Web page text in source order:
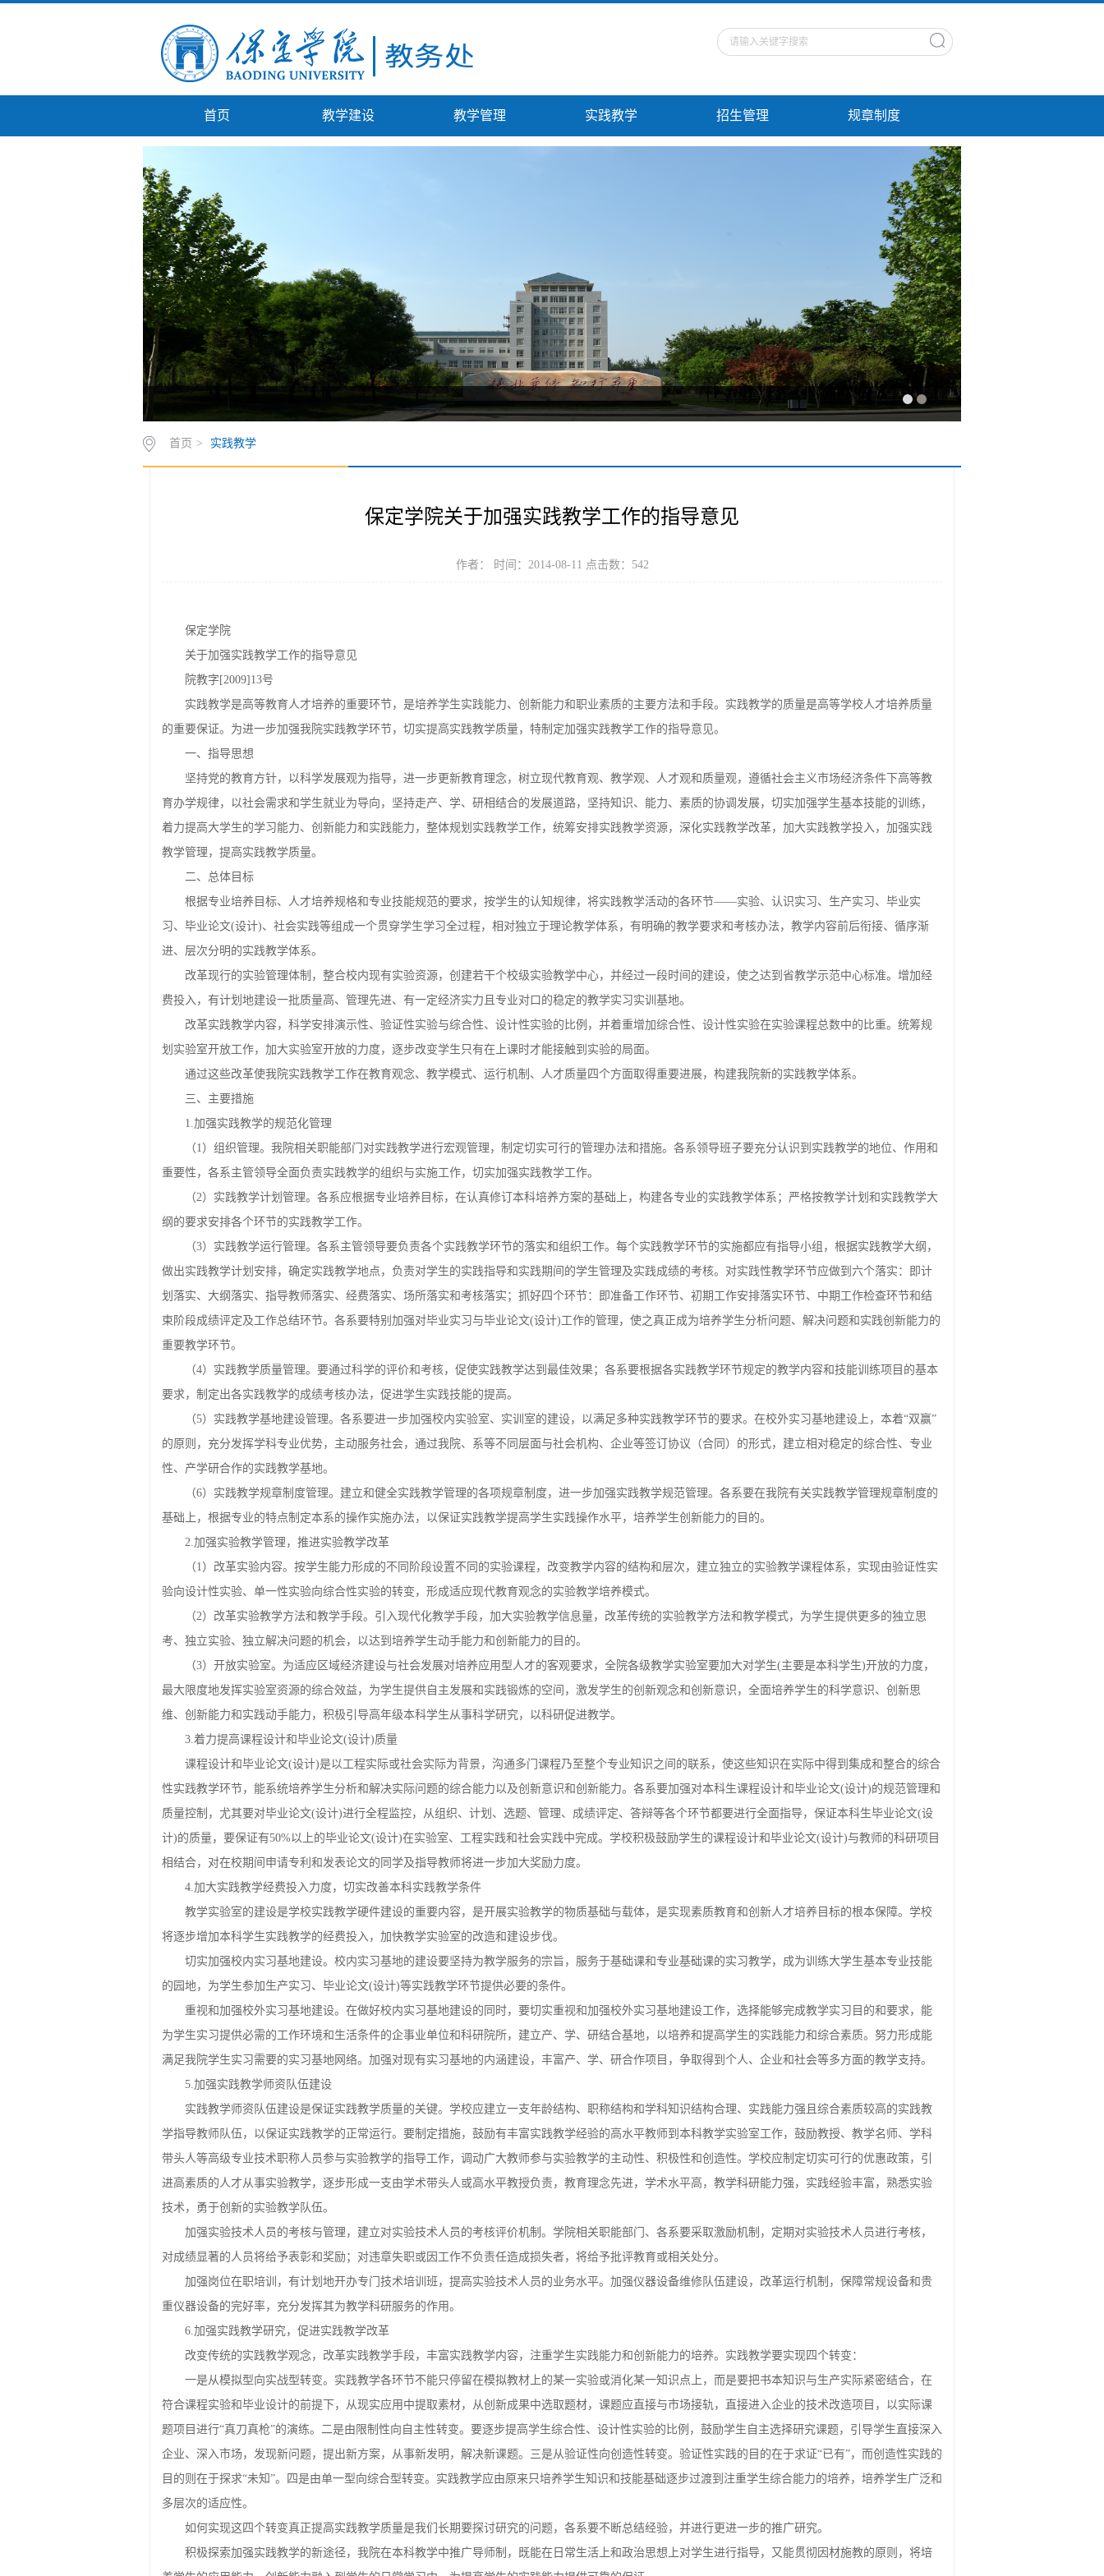
首页 教学建设 教学管理 实践教学 招生管理 规章制度
首页 > 实践教学
保定学院关于加强实践教学工作的指导意见
作者： 时间：2014-08-11 点击数： 542
保定学院
关于加强实践教学工作的指导意见
院教字[2009]13号
实践教学是高等教育人才培养的重要环节，是培养学生实践能力、创新能力和职业素质的主要方法和手段。实践教学的质量是高等学校人才培养质量
的重要保证。为进一步加强我院实践教学环节，切实提高实践教学质量，特制定加强实践教学工作的指导意见。
一、指导思想
坚持党的教育方针，以科学发展观为指导，进一步更新教育理念，树立现代教育观、教学观、人才观和质量观，遵循社会主义市场经济条件下高等教
育办学规律，以社会需求和学生就业为导向，坚持走产、学、研相结合的发展道路，坚持知识、能力、素质的协调发展，切实加强学生基本技能的训练，
着力提高大学生的学习能力、创新能力和实践能力，整体规划实践教学工作，统筹安排实践教学资源，深化实践教学改革，加大实践教学投入，加强实践
教学管理，提高实践教学质量。
二、总体目标
根据专业培养目标、人才培养规格和专业技能规范的要求，按学生的认知规律，将实践教学活动的各环节——实验、认识实习、生产实习、毕业实
习、毕业论文(设计)、社会实践等组成一个贯穿学生学习全过程，相对独立于理论教学体系，有明确的教学要求和考核办法，教学内容前后衔接、循序渐
进、层次分明的实践教学体系。
改革现行的实验管理体制，整合校内现有实验资源，创建若干个校级实验教学中心，并经过一段时间的建设，使之达到省教学示范中心标准。增加经
费投入，有计划地建设一批质量高、管理先进、有一定经济实力且专业对口的稳定的教学实习实训基地。
改革实践教学内容，科学安排演示性、验证性实验与综合性、设计性实验的比例，并着重增加综合性、设计性实验在实验课程总数中的比重。统筹规
划实验室开放工作，加大实验室开放的力度，逐步改变学生只有在上课时才能接触到实验的局面。
通过这些改革使我院实践教学工作在教育观念、教学模式、运行机制、人才质量四个方面取得重要进展，构建我院新的实践教学体系。
三、主要措施
1.加强实践教学的规范化管理
（1）组织管理。我院相关职能部门对实践教学进行宏观管理，制定切实可行的管理办法和措施。各系领导班子要充分认识到实践教学的地位、作用和
重要性，各系主管领导全面负责实践教学的组织与实施工作，切实加强实践教学工作。
（2）实践教学计划管理。各系应根据专业培养目标，在认真修订本科培养方案的基础上，构建各专业的实践教学体系；严格按教学计划和实践教学大
纲的要求安排各个环节的实践教学工作。
（3）实践教学运行管理。各系主管领导要负责各个实践教学环节的落实和组织工作。每个实践教学环节的实施都应有指导小组，根据实践教学大纲，
做出实践教学计划安排，确定实践教学地点，负责对学生的实践指导和实践期间的学生管理及实践成绩的考核。对实践性教学环节应做到六个落实：即计
划落实、大纲落实、指导教师落实、经费落实、场所落实和考核落实；抓好四个环节：即准备工作环节、初期工作安排落实环节、中期工作检查环节和结
束阶段成绩评定及工作总结环节。各系要特别加强对毕业实习与毕业论文(设计)工作的管理，使之真正成为培养学生分析问题、解决问题和实践创新能力的
重要教学环节。
（4）实践教学质量管理。要通过科学的评价和考核，促使实践教学达到最佳效果；各系要根据各实践教学环节规定的教学内容和技能训练项目的基本
要求，制定出各实践教学的成绩考核办法，促进学生实践技能的提高。
（5）实践教学基地建设管理。各系要进一步加强校内实验室、实训室的建设，以满足多种实践教学环节的要求。在校外实习基地建设上，本着“双赢”
的原则，充分发挥学科专业优势，主动服务社会，通过我院、系等不同层面与社会机构、企业等签订协议（合同）的形式，建立相对稳定的综合性、专业
性、产学研合作的实践教学基地。
（6）实践教学规章制度管理。建立和健全实践教学管理的各项规章制度，进一步加强实践教学规范管理。各系要在我院有关实践教学管理规章制度的
基础上，根据专业的特点制定本系的操作实施办法，以保证实践教学提高学生实践操作水平，培养学生创新能力的目的。
2.加强实验教学管理，推进实验教学改革
（1）改革实验内容。按学生能力形成的不同阶段设置不同的实验课程，改变教学内容的结构和层次，建立独立的实验教学课程体系，实现由验证性实
验向设计性实验、单一性实验向综合性实验的转变，形成适应现代教育观念的实验教学培养模式。
（2）改革实验教学方法和教学手段。引入现代化教学手段，加大实验教学信息量，改革传统的实验教学方法和教学模式，为学生提供更多的独立思
考、独立实验、独立解决问题的机会，以达到培养学生动手能力和创新能力的目的。
（3）开放实验室。为适应区域经济建设与社会发展对培养应用型人才的客观要求，全院各级教学实验室要加大对学生(主要是本科学生)开放的力度，
最大限度地发挥实验室资源的综合效益，为学生提供自主发展和实践锻炼的空间，激发学生的创新观念和创新意识，全面培养学生的科学意识、创新思
维、创新能力和实践动手能力，积极引导高年级本科学生从事科学研究，以科研促进教学。
3.着力提高课程设计和毕业论文(设计)质量
课程设计和毕业论文(设计)是以工程实际或社会实际为背景，沟通多门课程乃至整个专业知识之间的联系，使这些知识在实际中得到集成和整合的综合
性实践教学环节，能系统培养学生分析和解决实际问题的综合能力以及创新意识和创新能力。各系要加强对本科生课程设计和毕业论文(设计)的规范管理和
质量控制，尤其要对毕业论文(设计)进行全程监控，从组织、计划、选题、管理、成绩评定、答辩等各个环节都要进行全面指导，保证本科生毕业论文(设
计)的质量，要保证有50%以上的毕业论文(设计)在实验室、工程实践和社会实践中完成。学校积极鼓励学生的课程设计和毕业论文(设计)与教师的科研项目
相结合，对在校期间申请专利和发表论文的同学及指导教师将进一步加大奖励力度。
4.加大实践教学经费投入力度，切实改善本科实践教学条件
教学实验室的建设是学校实践教学硬件建设的重要内容，是开展实验教学的物质基础与载体，是实现素质教育和创新人才培养目标的根本保障。学校
将逐步增加本科学生实践教学的经费投入，加快教学实验室的改造和建设步伐。
切实加强校内实习基地建设。校内实习基地的建设要坚持为教学服务的宗旨，服务于基础课和专业基础课的实习教学，成为训练大学生基本专业技能
的园地，为学生参加生产实习、毕业论文(设计)等实践教学环节提供必要的条件。
重视和加强校外实习基地建设。在做好校内实习基地建设的同时，要切实重视和加强校外实习基地建设工作，选择能够完成教学实习目的和要求，能
为学生实习提供必需的工作环境和生活条件的企事业单位和科研院所，建立产、学、研结合基地，以培养和提高学生的实践能力和综合素质。努力形成能
满足我院学生实习需要的实习基地网络。加强对现有实习基地的内涵建设，丰富产、学、研合作项目，争取得到个人、企业和社会等多方面的教学支持。
5.加强实践教学师资队伍建设
实践教学师资队伍建设是保证实践教学质量的关键。学校应建立一支年龄结构、职称结构和学科知识结构合理、实践能力强且综合素质较高的实践教
学指导教师队伍，以保证实践教学的正常运行。要制定措施，鼓励有丰富实践教学经验的高水平教师到本科教学实验室工作，鼓励教授、教学名师、学科
带头人等高级专业技术职称人员参与实验教学的指导工作，调动广大教师参与实验教学的主动性、积极性和创造性。学校应制定切实可行的优惠政策，引
进高素质的人才从事实验教学，逐步形成一支由学术带头人或高水平教授负责，教育理念先进，学术水平高，教学科研能力强，实践经验丰富，熟悉实验
技术，勇于创新的实验教学队伍。
加强实验技术人员的考核与管理，建立对实验技术人员的考核评价机制。学院相关职能部门、各系要采取激励机制，定期对实验技术人员进行考核，
对成绩显著的人员将给予表彰和奖励；对违章失职或因工作不负责任造成损失者，将给予批评教育或相关处分。
加强岗位在职培训，有计划地开办专门技术培训班，提高实验技术人员的业务水平。加强仪器设备维修队伍建设，改革运行机制，保障常规设备和贵
重仪器设备的完好率，充分发挥其为教学科研服务的作用。
6.加强实践教学研究，促进实践教学改革
改变传统的实践教学观念，改革实践教学手段，丰富实践教学内容，注重学生实践能力和创新能力的培养。实践教学要实现四个转变：
一是从模拟型向实战型转变。实践教学各环节不能只停留在模拟教材上的某一实验或消化某一知识点上，而是要把书本知识与生产实际紧密结合，在
符合课程实验和毕业设计的前提下，从现实应用中提取素材，从创新成果中选取题材，课题应直接与市场接轨，直接进入企业的技术改造项目，以实际课
题项目进行“真刀真枪”的演练。二是由限制性向自主性转变。要逐步提高学生综合性、设计性实验的比例，鼓励学生自主选择研究课题，引导学生直接深入
企业、深入市场，发现新问题，提出新方案，从事新发明，解决新课题。三是从验证性向创造性转变。验证性实践的目的在于求证“已有”，而创造性实践的
目的则在于探求“未知”。四是由单一型向综合型转变。实践教学应由原来只培养学生知识和技能基础逐步过渡到注重学生综合能力的培养，培养学生广泛和
多层次的适应性。
如何实现这四个转变真正提高实践教学质量是我们长期要探讨研究的问题，各系要不断总结经验，并进行更进一步的推广研究。
积极探索加强实践教学的新途径，我院在本科教学中推广导师制，既能在日常生活上和政治思想上对学生进行指导，又能贯彻因材施教的原则，将培